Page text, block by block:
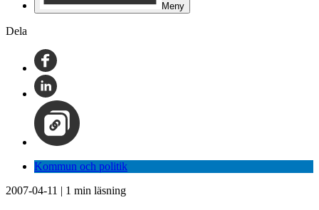
Meny
Dela
Kommun och politik
2007-04-11 | 1 min läsning